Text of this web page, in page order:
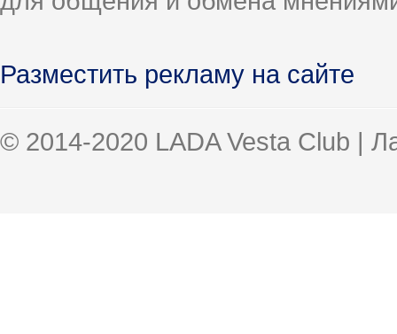
Разместить рекламу на сайте
© 2014-2020 LADA Vesta Club |